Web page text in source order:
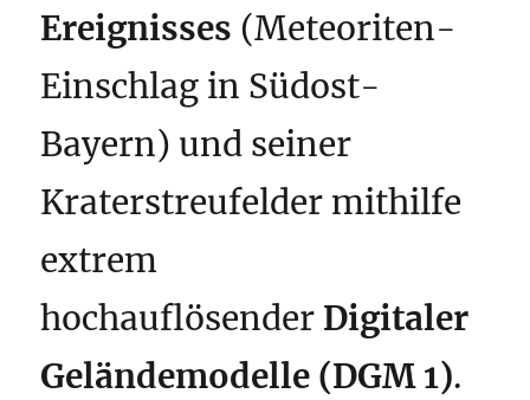
Ereignisses (Meteoriten-
Einschlag in Südost-
Bayern) und seiner
Kraterstreufelder mithilfe
extrem
hochauflösender Digitaler
Geländemodelle (DGM 1).